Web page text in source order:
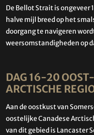
De Bellot Strait is ongeveer
halve mijl breed op het
doorgang te navigeren
weersomstandigheden op
DAG 16-20
ARCTISCHE
Aan de oostkust van
oostelijke Canadese
van dit gebied is Lancaster